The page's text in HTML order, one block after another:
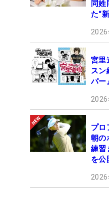
同
た“
宮里
スン
パー
プロ
朝の
練習
を公